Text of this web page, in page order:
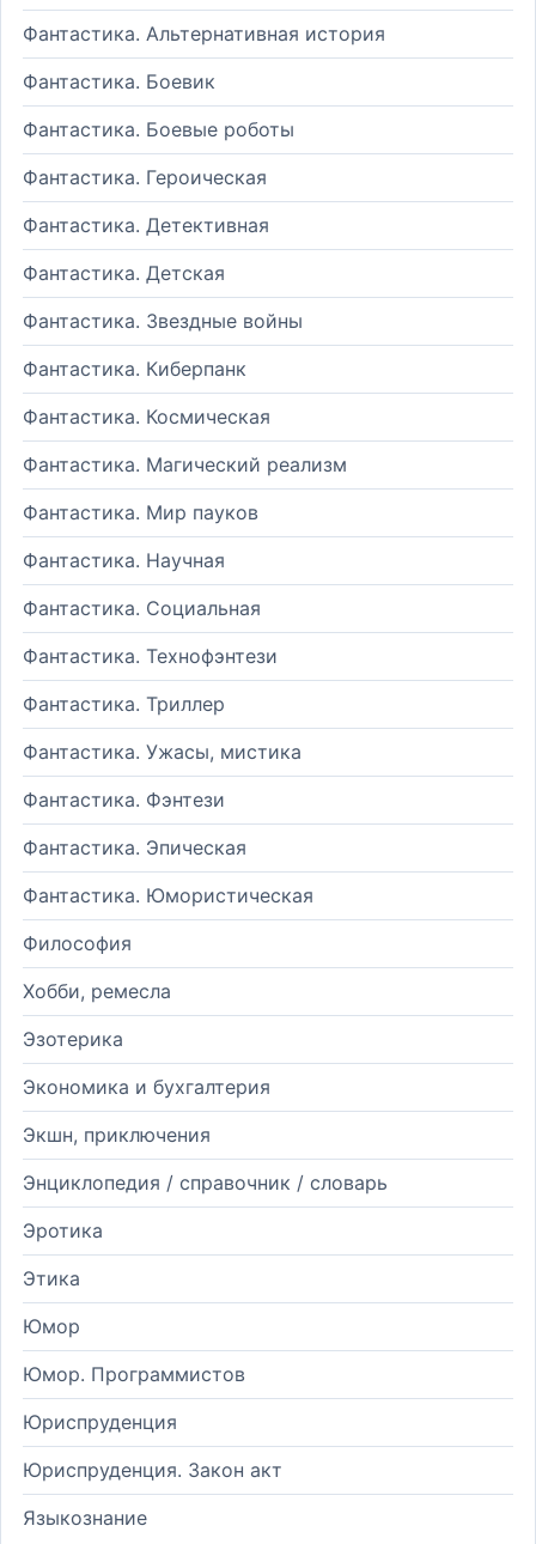
Фантастика. Альтернативная история
Фантастика. Боевик
Фантастика. Боевые роботы
Фантастика. Героическая
Фантастика. Детективная
Фантастика. Детская
Фантастика. Звездные войны
Фантастика. Киберпанк
Фантастика. Космическая
Фантастика. Магический реализм
Фантастика. Мир пауков
Фантастика. Научная
Фантастика. Социальная
Фантастика. Технофэнтези
Фантастика. Триллер
Фантастика. Ужасы, мистика
Фантастика. Фэнтези
Фантастика. Эпическая
Фантастика. Юмористическая
Философия
Хобби, ремесла
Эзотерика
Экономика и бухгалтерия
Экшн, приключения
Энциклопедия / справочник / словарь
Эротика
Этика
Юмор
Юмор. Программистов
Юриспруденция
Юриспруденция. Закон акт
Языкознание